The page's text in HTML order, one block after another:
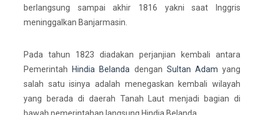
berlangsung sampai akhir 1816 yakni saat Inggris
meninggalkan Banjarmasin.
Pada tahun 1823 diadakan perjanjian kembali antara
Pemerintah
Hindia Belanda dengan Sultan Adam yang
salah satu isinya adalah menegaskan kembali wilayah
yang berada di daerah Tanah Laut menjadi bagian di